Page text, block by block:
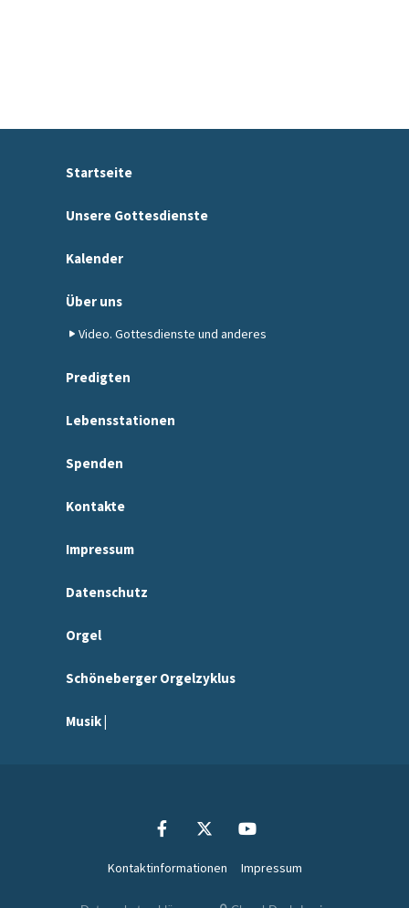
Startseite
Unsere Gottesdienste
Kalender
Über uns
Video. Gottesdienste und anderes
Predigten
Lebensstationen
Spenden
Kontakte
Impressum
Datenschutz
Orgel
Schöneberger Orgelzyklus
Musik |
Kontaktinformationen Impressum